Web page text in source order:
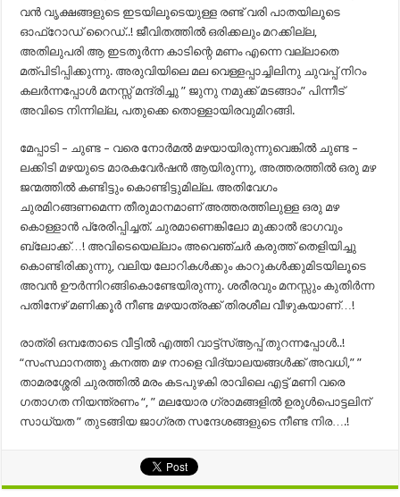
വൻ വൃക്ഷങ്ങളുടെ ഇടയിലൂടെയുള്ള രണ്ട് വരി പാതയിലൂടെ
ഓഫ്‌റോഡ് റൈഡ്..! ജീവിതത്തിൽ ഒരിക്കലും മറക്കില്ല,
അതിലുപരി ആ ഇടതൂർന്ന കാടിന്റെ മണം എന്നെ വല്ലാതെ
മത്പിടിപ്പിക്കുന്നു. അരുവിയിലെ മല വെള്ളപ്പാച്ചിലിനു ചുവപ്പ് നിറം
കലർന്നപ്പോൾ മനസ്സ് മന്ദ്രിച്ചു ” ജുനു നമുക്ക് മടങ്ങാം” പിന്നീട്
അവിടെ നിന്നില്ല, പതുക്കെ തൊള്ളായിരവുമിറങ്ങി.
മേപ്പാടി – ചുണ്ട – വരെ നോർമൽ മഴയായിരുന്നുവെങ്കിൽ ചുണ്ട –
ലക്കിടി മഴയുടെ മാരകവേർഷൻ ആയിരുന്നു, അത്തരത്തിൽ ഒരു മഴ
ജന്മത്തിൽ കണ്ടിട്ടും കൊണ്ടിട്ടുമില്ല. അതിവേഗം
ചുരമിറങ്ങണമെന്ന തീരുമാനമാണ് അത്തരത്തിലുള്ള ഒരു മഴ
കൊള്ളാൻ പ്രേരിപ്പിച്ചത്. ചുരമാണെങ്കിലോ മുക്കാൽ ഭാഗവും
ബ്ലോക്ക്…! അവിടെയെല്ലാം അവെഞ്ചർ കരുത്ത് തെളിയിച്ചു
കൊണ്ടിരിക്കുന്നു, വലിയ ലോറികൾക്കും കാറുകൾക്കുമിടയിലൂടെ
അവൻ ഊർന്നിറങ്ങികൊണ്ടേയിരുന്നു. ശരീരവും മനസ്സും കുതിർന്ന
പതിനേഴ്‌ മണിക്കൂർ നീണ്ട മഴയാത്രക്ക് തിരശീല വീഴുകയാണ്…!
രാത്രി ഒമ്പതോടെ വീട്ടിൽ എത്തി വാട്ട്സ്ആപ്പ് തുറന്നപ്പോൾ..!
“സംസ്ഥാനത്തു കനത്ത മഴ നാളെ വിദ്യാലയങ്ങൾക്ക് അവധി,” ”
താമരശ്ശേരി ചുരത്തിൽ മരം കടപുഴകി രാവിലെ എട്ട് മണി വരെ
ഗതാഗത നിയന്ത്രണം “, ” മലയോര ഗ്രാമങ്ങളിൽ ഉരുൾപൊട്ടലിന്
സാധ്യത ” തുടങ്ങിയ ജാഗ്രത സന്ദേശങ്ങളുടെ നീണ്ട നിര….!